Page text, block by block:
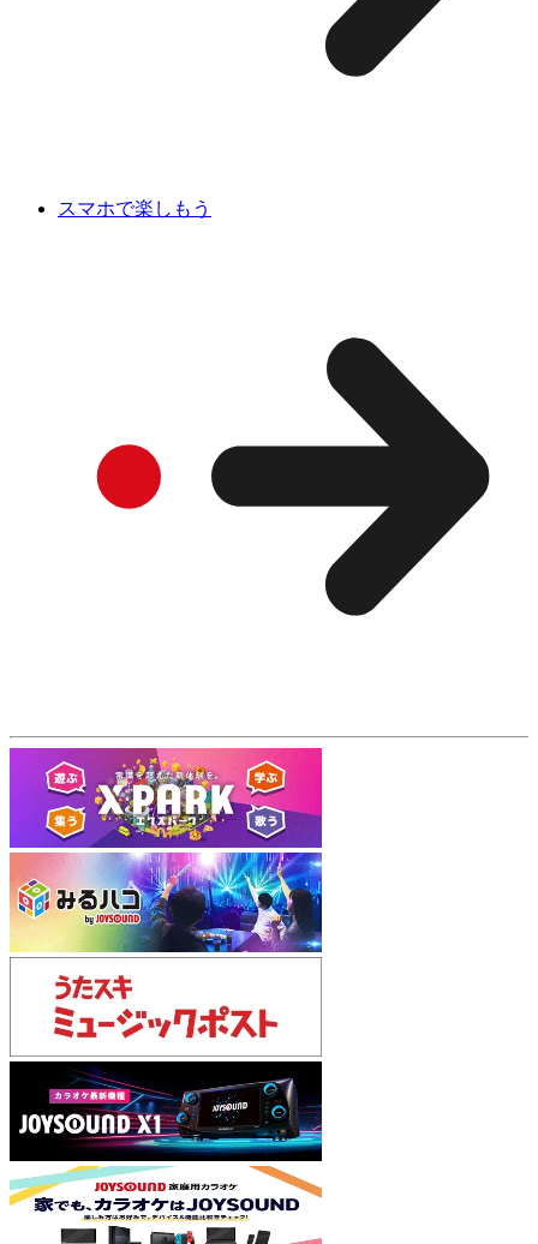
スマホで楽しもう